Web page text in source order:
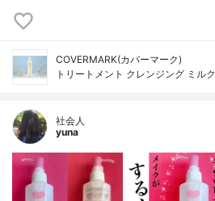
COVERMARK(カバーマーク)
トリートメント クレンジング ミルク
社会人
yuna